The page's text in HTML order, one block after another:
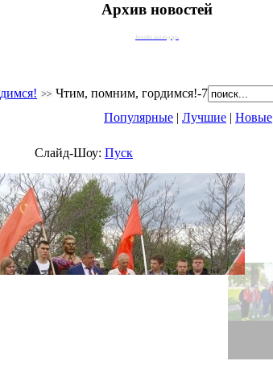
Архив новостей
Joomla календарь
Чтим, помним, гордимся!-7
Популярные | Лучшие | Новые
Слайд-Шоу: Пуск